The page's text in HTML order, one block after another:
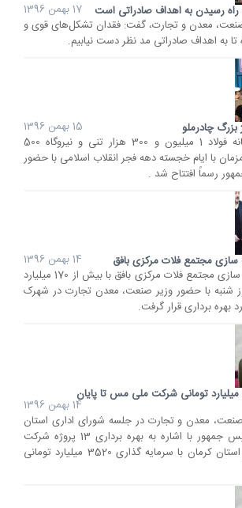
رسیدن به اهداف صادراتی است
17 بهمن 1396
صنعت، معدن و تجارت، گفت: فقدان تشکل‌های قوی و
به اهداف صادراتی مد نظر دست نیابیم.
15 بهمن 1396
نسیم اقتصاد- کارخانه فولاد 1 میلیون و 300 هزار تنی و نیروگاه 500
با ایام خجسته دهه فجر انقلاب اسلامی با حضور
رسماً افتتاح شد .
سازی مجتمع فلات مرکزی بافق
14 بهمن 1396
نسیم اقتصاد- گندله سازی مجتمع فلات مرکزی بافق با بیش از 170 میلیارد
شنبه با حضور وزیر صنعت، معدن تجارت در شهرک
بهره برداری قرار گرفت.
میلیارد تومانی شرکت ملی مس تا پایان
14 بهمن 1396
صنعت، معدن و تجارت در جلسه شورای اداری استان
کرمان با حضور رییس جمهور با اشاره به بهره برداری 13 پروژه شرکت
ملی مس ایران در استان کرمان با سرمایه گذاری 3520 میلیارد تومانی